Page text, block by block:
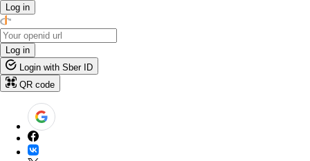
Log in
Log in
Login with Sber ID
QR code